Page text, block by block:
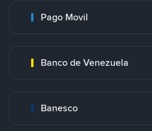
Pago Movil
Banco de Venezuela
Banesco